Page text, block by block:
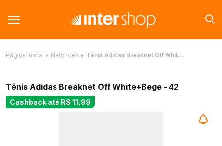
Página inicial ▸ Netshoes ▸ Tênis Adidas Breaknet Off Whit…
Tênis Adidas Breaknet Off White+Bege - 42
Cashback até R$ 11,99